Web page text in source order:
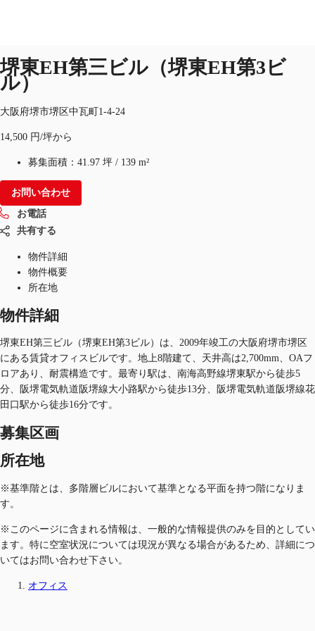
地図検索
記事
仲介会社様はこちらへ
JP
お電話 お問合せ
堺東EH第三ビル（堺東EH第3ビ
ル）
大阪府堺市堺区中瓦町1-4-24
14,500 円/坪から
募集面積： 41.97 坪 / 139 m²
お問い合わせ
お電話
共有する
物件詳細
物件概要
所在地
物件詳細
堺東EH第三ビル（堺東EH第3ビル）は、2009年竣工の大阪府堺市堺区
にある賃貸オフィスビルです。地上8階建て、天井高は2,700mm、OAフ
ロアあり、耐震構造です。最寄り駅は、南海高野線堺東駅から徒歩5
分、阪堺電気軌道阪堺線大小路駅から徒歩13分、阪堺電気軌道阪堺線花
田口駅から徒歩16分です。
募集区画
所在地
※基準階とは、多階層ビルにおいて基準となる平面を持つ階になりま
す。
※このページに含まれる情報は、一般的な情報提供のみを目的としてい
ます。特に空室状況については現況が異なる場合があるため、詳細につ
いてはお問い合わせ下さい。
オフィス